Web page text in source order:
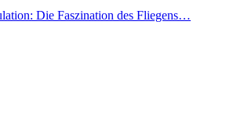
Die Faszination des Fliegens…